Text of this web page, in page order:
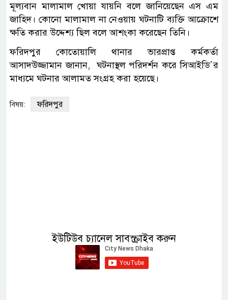
মূল্যবান মালামাল খোয়া যায়নি বলে জানিয়েছেন এস এম
জাহিদ। কোনো মালামাল না নেওয়ায় ঘটনাটি ব্যক্তি আক্রোশে
ক্ষতি করার উদ্দেশ্য ছিল বলে আশংকা করেছেন তিনি।
ফরিদপুর কোতোয়ালি থানার ভারপ্রাপ্ত কর্মকর্তা
আসাদউজ্জামান জানান, ঘটনাস্থল পরিদর্শন করে সিআইডি‍‍`র
মাধ্যমে ঘটনার আলামত সংগ্রহ করা হয়েছে।
বিষয়: ফরিদপুর
ইউটিউব চ্যানেল সাবস্ক্রাইব করুন